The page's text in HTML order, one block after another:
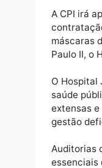
O
nesta
A CPI
Paulo II,
O